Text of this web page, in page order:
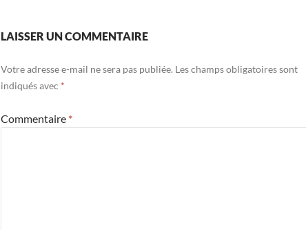
LAISSER UN COMMENTAIRE
Votre adresse e-mail ne sera pas publiée. Les champs obligatoires sont
indiqués avec *
Commentaire *